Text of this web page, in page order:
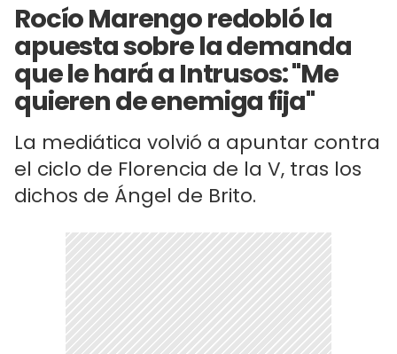
Rocío Marengo redobló la
apuesta sobre la demanda
que le hará a Intrusos: "Me
quieren de enemiga fija"
La mediática volvió a apuntar contra
el ciclo de Florencia de la V, tras los
dichos de Ángel de Brito.